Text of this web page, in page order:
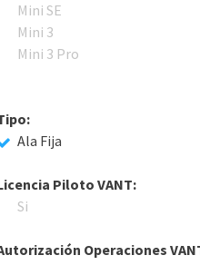
Mini SE
Mini 3
Mini 3 Pro
Ala Fija
Piloto VANT:
Si
Operaciones